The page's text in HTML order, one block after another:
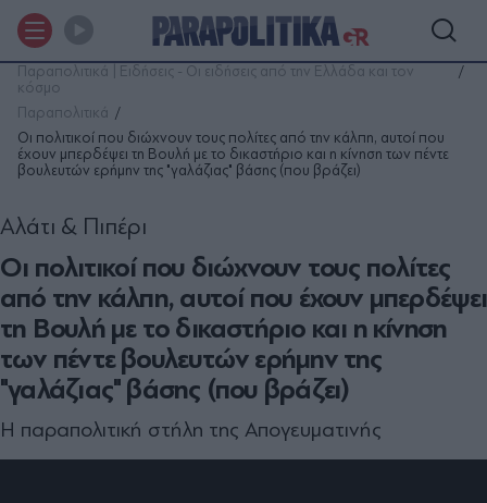
Παραπολιτικά | Ειδήσεις - Οι ειδήσεις από την Ελλάδα και τον
κόσμο
Παραπολιτικά
Οι πολιτικοί που διώχνουν τους πολίτες από την κάλπη, αυτοί που
έχουν μπερδέψει τη Βουλή με το δικαστήριο και η κίνηση των πέντε
βουλευτών ερήμην της "γαλάζιας" βάσης (που βράζει)
Οι πολιτικοί που διώχνουν τους πολίτες
από την κάλπη, αυτοί που έχουν μπερδέψει
τη Βουλή με το δικαστήριο και η κίνηση
των πέντε βουλευτών ερήμην της
"γαλάζιας" βάσης (που βράζει)
Αλάτι & Πιπέρι
Η παραπολιτική στήλη της Απογευματινής